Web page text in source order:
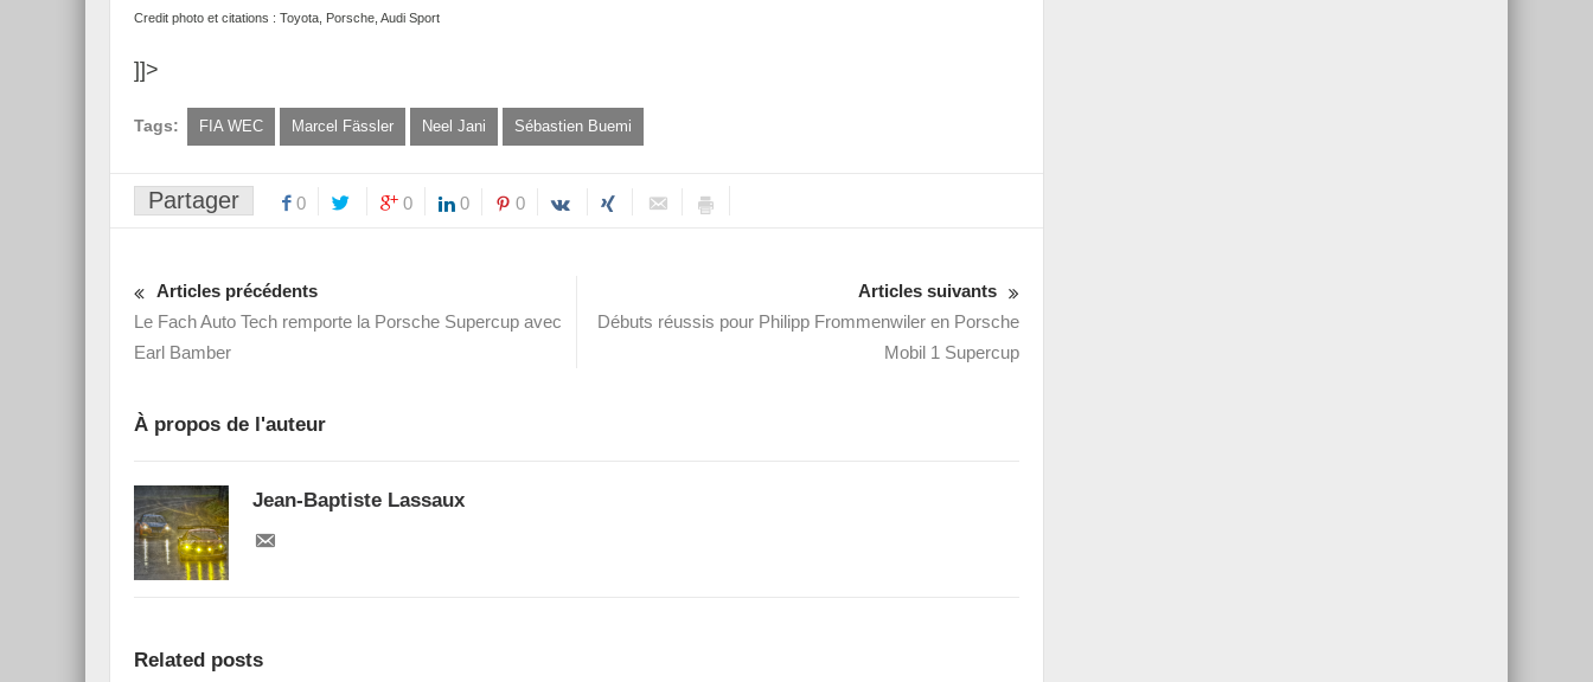
Credit photo et citations : Toyota, Porsche, Audi Sport
]]>
Tags: FIA WEC Marcel Fässler Neel Jani Sébastien Buemi
Partager 0 0 0 0
Articles précédents
Le Fach Auto Tech remporte la Porsche Supercup avec
Earl Bamber
Articles suivants
Débuts réussis pour Philipp Frommenwiler en Porsche
Mobil 1 Supercup
À propos de l'auteur
Jean-Baptiste Lassaux
Related posts